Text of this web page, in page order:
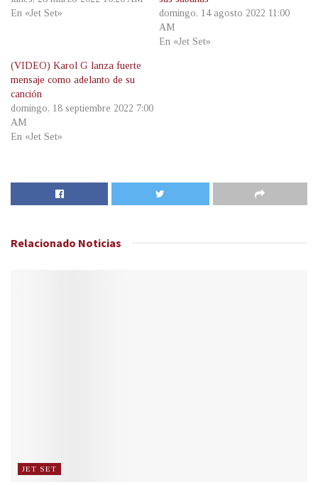
En «Jet Set»
domingo, 14 agosto 2022 11:00
AM
En «Jet Set»
(VIDEO) Karol G lanza fuerte
mensaje como adelanto de su
canción
domingo, 18 septiembre 2022 7:00
AM
En «Jet Set»
Relacionado Noticias
JET SET